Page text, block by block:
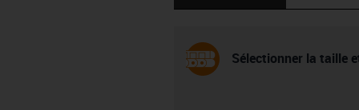
Sélectionner la taille